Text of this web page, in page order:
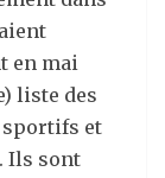
en mai
liste des
sportifs et
Ils sont